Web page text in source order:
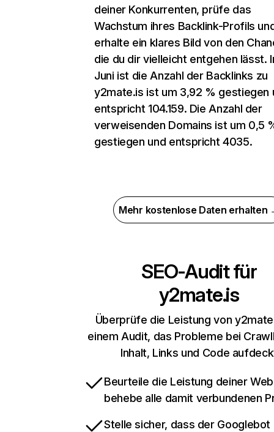
deiner Konkurrenten, prüfe das
Wachstum ihres Backlink-Profils
erhalte ein klares Bild von den
die du dir vielleicht entgehen lässt.
Juni ist die Anzahl der Backlinks zu
y2mate.is ist um 3,92 % gestiegen
entspricht 104.159. Die Anzahl der
verweisenden Domains ist um 0,5
gestiegen und entspricht 4035.
Mehr kostenlose Daten erhalten
SEO-Audit für
y2mate.is
Überprüfe die Leistung von
einem Audit, das Probleme bei
Inhalt, Links und Code
Beurteile die Leistung deiner
behebe alle damit verbundenen
Stelle sicher, dass der Googlebot